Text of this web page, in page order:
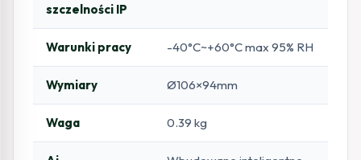
szczelności IP
Warunki pracy -40°C~+60°C max 95% RH
Wymiary Ø106×94mm
Waga 0.39 kg